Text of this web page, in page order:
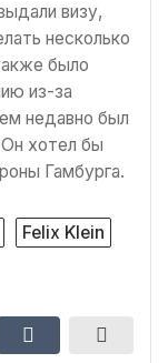
визу,
несколько
было
из-за
недавно был
хотел бы
Гамбурга.
Felix Klein